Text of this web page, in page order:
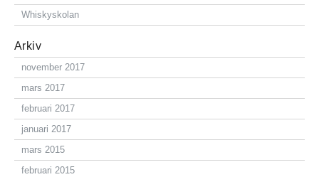
Whiskyskolan
Arkiv
november 2017
mars 2017
februari 2017
januari 2017
mars 2015
februari 2015